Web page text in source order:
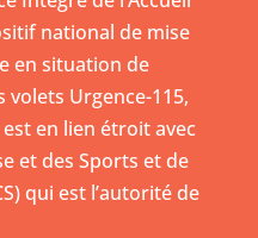
national de mise
en situation de
volets Urgence-115,
en lien étroit avec
et des Sports et de
qui est l’autorité de